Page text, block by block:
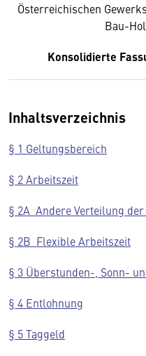
Österreichischen
Bau-
Konsolidierte
Inhaltsverzeichnis
§ 1 Geltungsbereich
§ 2 Arbeitszeit
§ 2A Andere Verteilung
§ 2B Flexible Arbeitszeit
§ 3 Überstunden-, Sonn-
§ 4 Entlohnung
§ 5 Taggeld